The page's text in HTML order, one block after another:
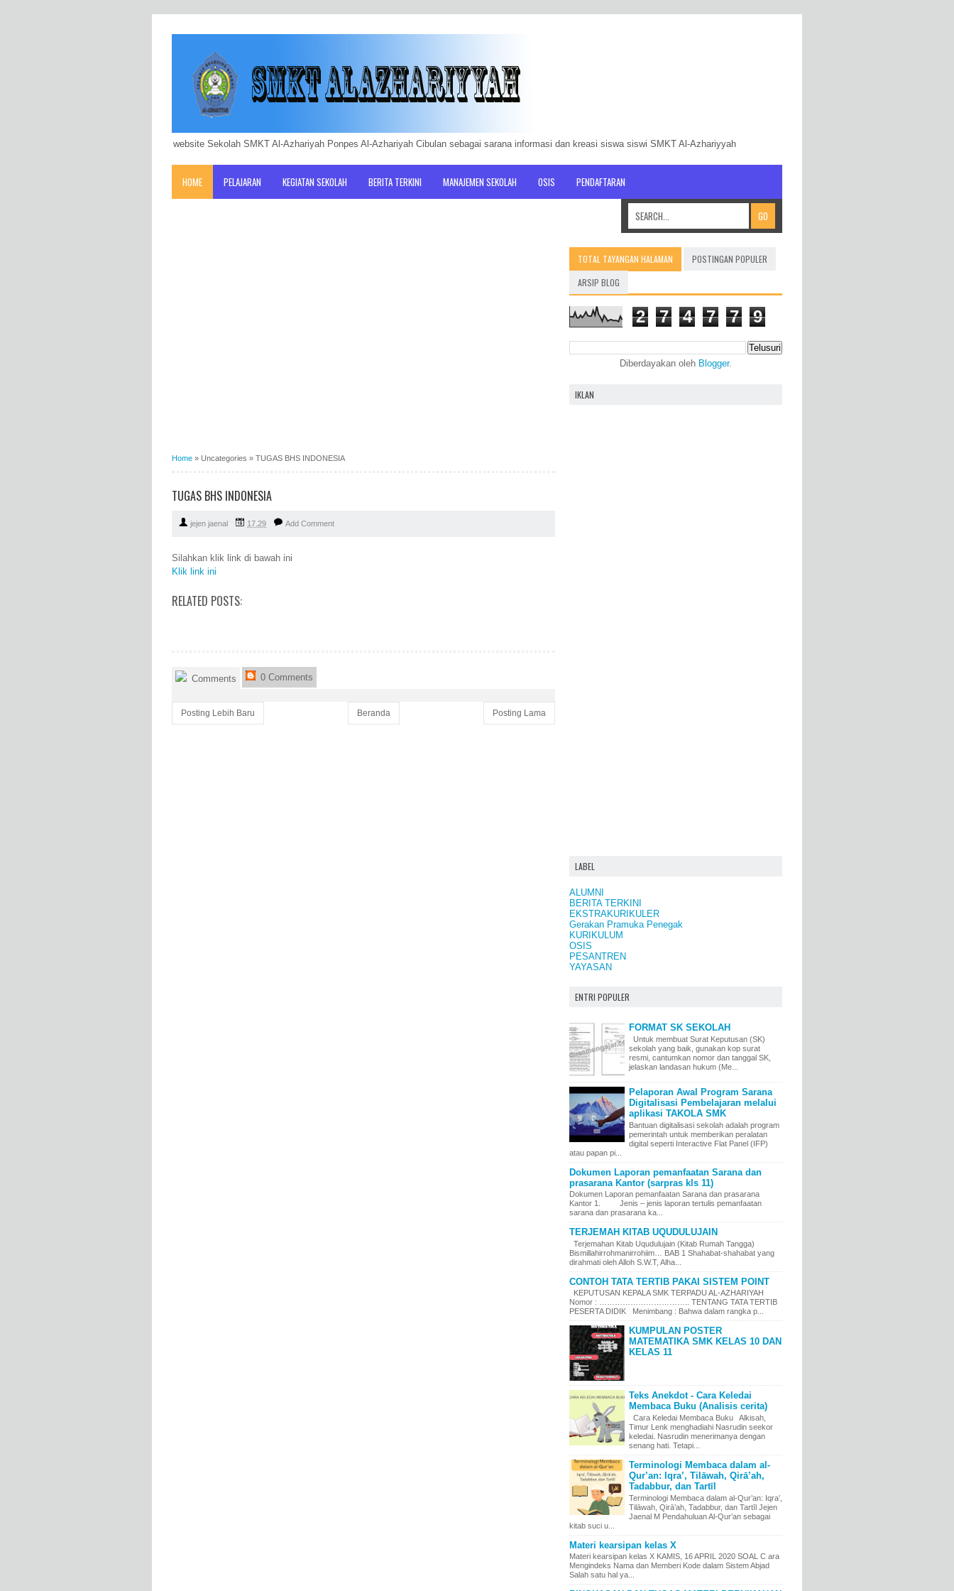
website Sekolah SMKT Al-Azhariyah Ponpes Al-Azhariyah Cibulan sebagai sarana informasi dan kreasi siswa siswi SMKT Al-Azhariyyah
HOME PELAJARAN KEGIATAN SEKOLAH BERITA TERKINI MANAJEMEN SEKOLAH OSIS PENDAFTARAN
Home » Uncategories » TUGAS BHS INDONESIA
TUGAS BHS INDONESIA
jejen jaenal 17.29 Add Comment
Silahkan klik link di bawah ini
Klik link ini
RELATED POSTS:
Comments 0 Comments
Posting Lebih Baru Posting Lama
Beranda
TOTAL TAYANGAN HALAMAN
POSTINGAN POPULER
ARSIP BLOG
2 7 4 7 7 9
Diberdayakan oleh Blogger.
IKLAN
LABEL
ALUMNI
BERITA TERKINI
EKSTRAKURIKULER
Gerakan Pramuka Penegak
KURIKULUM
OSIS
PESANTREN
YAYASAN
ENTRI POPULER
FORMAT SK SEKOLAH
Untuk membuat Surat Keputusan (SK)
sekolah yang baik, gunakan kop surat
resmi, cantumkan nomor dan tanggal SK,
jelaskan landasan hukum (Me...
Pelaporan Awal Program Sarana
Digitalisasi Pembelajaran melalui
aplikasi TAKOLA SMK
Bantuan digitalisasi sekolah adalah program
pemerintah untuk memberikan peralatan
digital seperti Interactive Flat Panel (IFP)
atau papan pi...
Dokumen Laporan pemanfaatan Sarana dan
prasarana Kantor (sarpras kls 11)
Dokumen Laporan pemanfaatan Sarana dan prasarana
Kantor 1. Jenis – jenis laporan tertulis pemanfaatan
sarana dan prasarana ka...
TERJEMAH KITAB UQUDULUJAIN
Terjemahan Kitab Uqudulujain (Kitab Rumah Tangga)
Bismillahirrohmanirrohiim… BAB 1 Shahabat-shahabat yang
dirahmati oleh Alloh S.W.T, Alha...
CONTOH TATA TERTIB PAKAI SISTEM POINT
KEPUTUSAN KEPALA SMK TERPADU AL-AZHARIYAH
Nomor : …………………………….. TENTANG TATA TERTIB
PESERTA DIDIK Menimbang : Bahwa dalam rangka p...
KUMPULAN POSTER
MATEMATIKA SMK KELAS 10 DAN
KELAS 11
Teks Anekdot - Cara Keledai
Membaca Buku (Analisis cerita)
Cara Keledai Membaca Buku Alkisah,
Timur Lenk menghadiahi Nasrudin seekor
keledai. Nasrudin menerimanya dengan
senang hati. Tetapi...
Terminologi Membaca dalam al-
Qur’an: Iqra’, Tilāwah, Qirā’ah,
Tadabbur, dan Tartīl
Terminologi Membaca dalam al-Qur’an: Iqra’,
Tilāwah, Qirā’ah, Tadabbur, dan Tartīl Jejen
Jaenal M Pendahuluan Al-Qur’an sebagai
kitab suci u...
Materi kearsipan kelas X
Materi kearsipan kelas X KAMIS, 16 APRIL 2020 SOAL C ara
Mengindeks Nama dan Memberi Kode dalam Sistem Abjad
Salah satu hal ya...